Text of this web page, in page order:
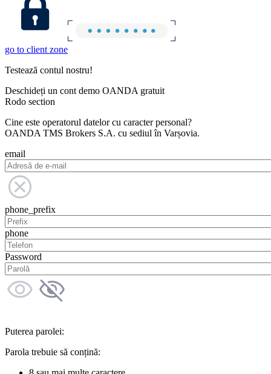
go to client zone
Testează contul nostru!
Deschideți un cont demo OANDA gratuit
Rodo section
Cine este operatorul datelor cu caracter personal?
OANDA TMS Brokers S.A. cu sediul în Varșovia.
email
phone_prefix
phone
Password
Puterea parolei:
Parola trebuie să conțină: